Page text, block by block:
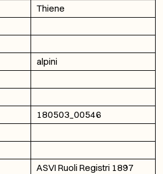
Thiene
alpini
180503_00546
ASVI Ruoli Registri 1897